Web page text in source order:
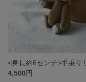
4,500円